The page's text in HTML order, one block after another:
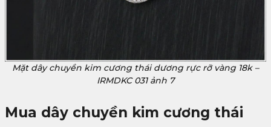
Mặt dây chuyền kim cương thái dương rực rỡ vàng 18k –
IRMDKC 031 ảnh 7
Mua dây chuyền kim cương thái